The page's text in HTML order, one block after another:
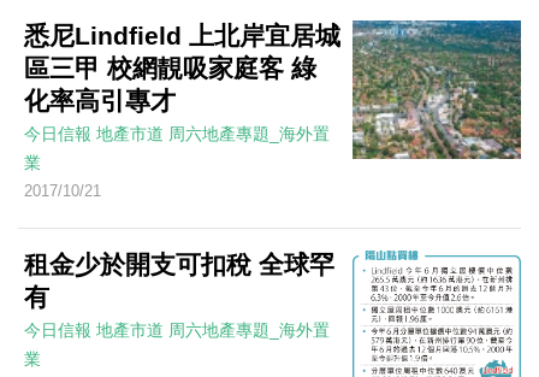
悉尼Lindfield 上北岸宜居城
區三甲 校網靚吸家庭客 綠
化率高引專才
今日信報 地產市道 周六地產專題_海外置
業
2017/10/21
租金少於開支可扣稅 全球罕
有
今日信報 地產市道 周六地產專題_海外置
業